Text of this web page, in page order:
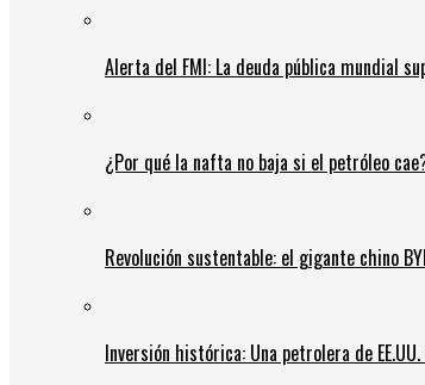
Alerta del FMI: La deuda pública mundial
¿Por qué la nafta no baja si el petróleo
Revolución sustentable: el gigante chino
Inversión histórica: Una petrolera de